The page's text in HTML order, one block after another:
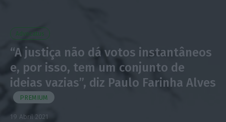
Advocatus
“A justiça não dá votos instantâneos
e, por isso, tem um conjunto de
ideias vazias”, diz Paulo Farinha Alves
PREMIUM
19 Abril 2021